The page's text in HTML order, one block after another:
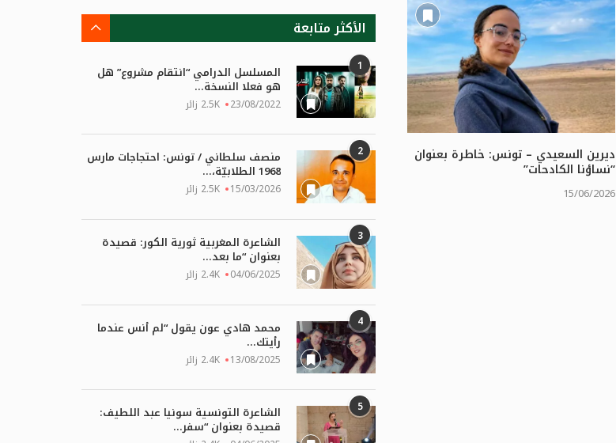
ديرين السعيدي – تونس: خاطرة بعنوان
“نساؤنا الكادحات”
15/06/2026
ديرين السعيدي / تونس: خاطرة بعنوان
“مشاعر”
18/05/2026
هدى حجاجي أحمد / مصر: خواطر
“شقوق...
الأكثر متابعة
1 المسلسل الدرامي “انتقام مشروع” هل
هو فعلا النسخة...
23/08/2022 2.5K زائر
2 منصف سلطاني / تونس: احتجاجات مارس
1968 الطلابيّة،...
15/03/2026 2.5K زائر
3 الشاعرة المغربية ثورية الكور: قصيدة
بعنوان “ما بعد...
04/06/2025 2.4K زائر
4 محمد هادي عون يقول “لم أنس عندما
رأيتك...
13/08/2025 2.4K زائر
5 الشاعرة التونسية سونيا عبد اللطيف:
قصيدة بعنوان “سفر...